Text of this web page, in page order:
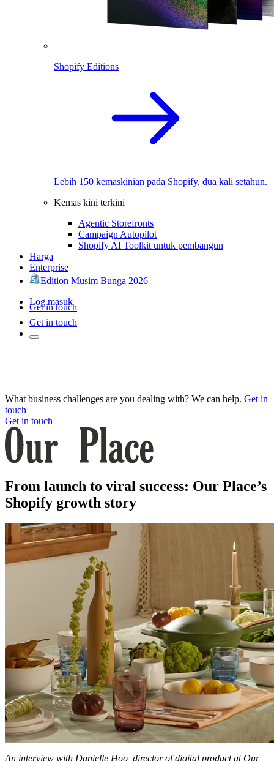
Shopify Editions
Lebih 150 kemaskinian pada Shopify, dua kali setahun.
Kemas kini terkini
Agentic Storefronts
Campaign Autopilot
Shopify AI Toolkit untuk pembangun
Harga
Enterprise
Edition Musim Bunga 2026
Log masuk
Get in touch
Get in touch
What business challenges are you dealing with? We can help. Get in
touch
Get in touch
From launch to viral success: Our Place’s
Shopify growth story
An interview with Danielle Hoo, director of digital product at Our